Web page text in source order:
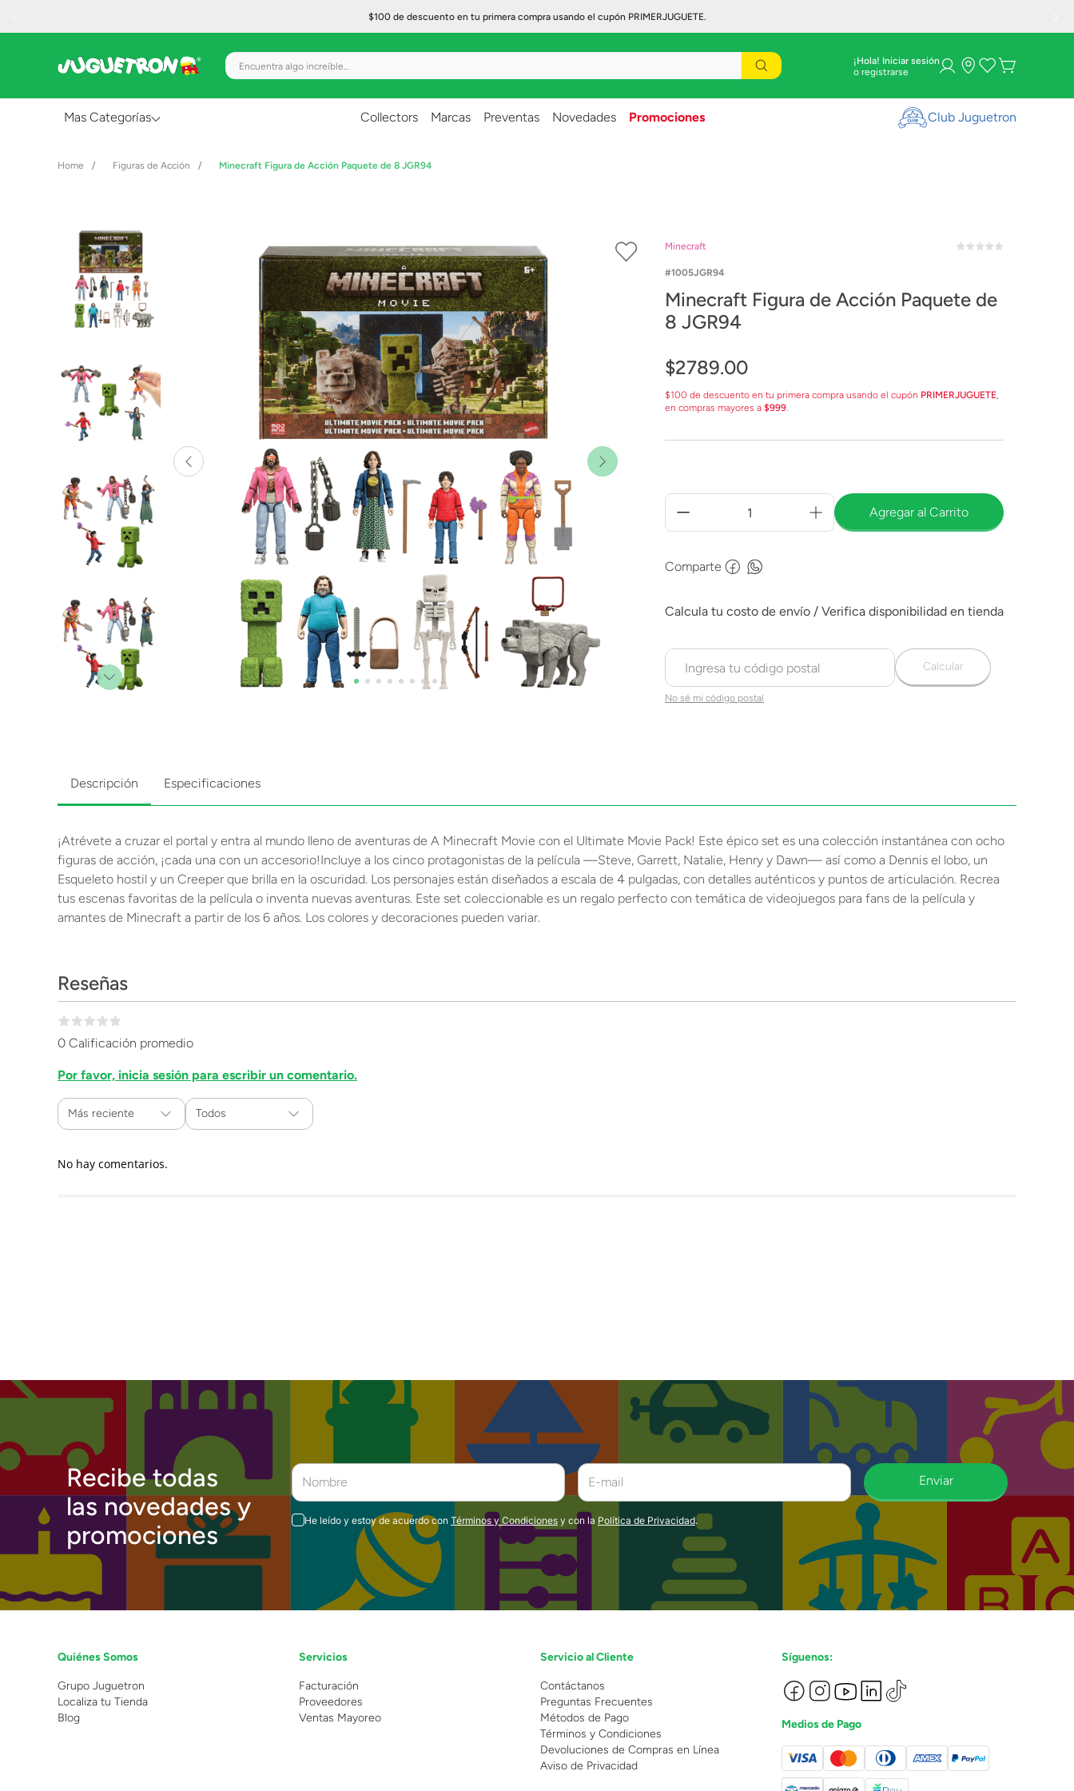
$100 de descuento en tu primera compra usando el cupón PRIMERJUGUETE.
Encuentra algo increíble... ¡Hola! Iniciar sesión
Mas Categorías
Creatividad y Arte
Figuras de Acción
Gadgets y Electrónicos
Lanzadores
Muñecas
Construcción
Vehículos y Pistas
Collectors Marcas Preventas Novedades Promociones Club Juguetron
Figuras de Acción Minecraft Figura de Acción Paquete de 8 JGR94
Minecraft
1005JGR94
Minecraft Figura de Acción Paquete de
8 JGR94
$2789.00
$100 de descuento en tu primera compra usando el cupón PRIMERJUGUETE,
en compras mayores a $999.
Agregar al Carrito
Comparte
No sé mi código postal
Calcular
Descripción Especificaciones
¡Atrévete a cruzar el portal y entra al mundo lleno de aventuras de A Minecraft Movie con el Ultimate Movie Pack! Este épico set es una colección instantánea con ocho
figuras de acción, ¡cada una con un accesorio!Incluye a los cinco protagonistas de la película —Steve, Garrett, Natalie, Henry y Dawn— así como a Dennis el lobo, un
Esqueleto hostil y un Creeper que brilla en la oscuridad. Los personajes están diseñados a escala de 4 pulgadas, con detalles auténticos y puntos de articulación. Recrea
tus escenas favoritas de la película o inventa nuevas aventuras. Este set coleccionable es un regalo perfecto con temática de videojuegos para fans de la película y
amantes de Minecraft a partir de los 6 años. Los colores y decoraciones pueden variar.
Reseñas
0 Calificación promedio
Por favor, inicia sesión para escribir un comentario.
Más reciente Todos
No hay comentarios.
Recibe todas
las novedades y
promociones
Enviar
He leído y estoy de acuerdo con Términos y Condiciones y con la Política de Privacidad.
Quiénes Somos
Grupo Juguetron
Localiza tu Tienda
Blog
Servicios
Facturación
Proveedores
Ventas Mayoreo
Servicio al Cliente
Contáctanos
Preguntas Frecuentes
Métodos de Pago
Términos y Condiciones
Devoluciones de Compras en Línea
Aviso de Privacidad
Síguenos:
Medios de Pago